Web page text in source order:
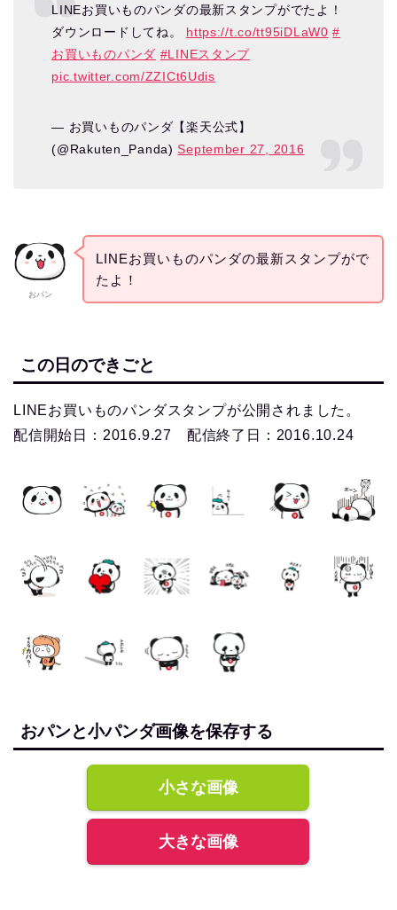
LINEお買いものパンダの最新スタンプがでたよ！
ダウンロードしてね。 https://t.co/tt95iDLaW0 #
お買いものパンダ #LINEスタンプ
pic.twitter.com/ZZICt6Udis
— お買いものパンダ【楽天公式】
(@Rakuten_Panda)September 27, 2016
おパン
LINEお買いものパンダの最新スタンプがで
たよ！
この日のできごと
LINEお買いものパンダスタンプが公開されました。
配信開始日：2016.9.27 配信終了日：2016.10.24
おパンと小パンダ画像を保存する
小さな画像
大きな画像